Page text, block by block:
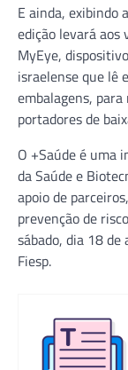
E ainda, exibindo
edição levará aos
MyEye,
israelense que lê
embalagens,
portadores de
O +Saúde é uma
da Saúde e
apoio de
prevenção de
sábado, dia 18 de
Fiesp.